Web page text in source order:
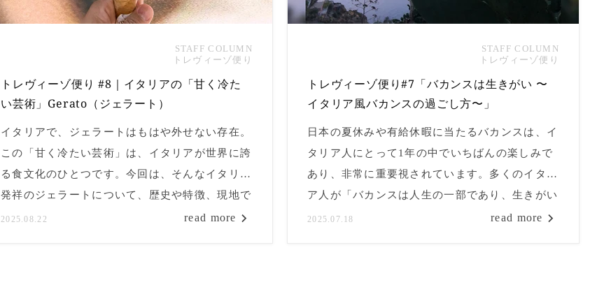
STAFF COLUMN
トレヴィーゾ便り
トレヴィーゾ便り #8｜イタリアの「甘く冷た
い芸術」Gerato（ジェラート）
イタリアで、ジェラートはもはや外せない存在。
この「甘く冷たい芸術」は、イタリアが世界に誇
る食文化のひとつです。今回は、そんなイタリア
発祥のジェラートについて、歴史や特徴、現地で
の楽しみ方、そして私のおすすめのお店までご紹
2025.08.22 read more
STAFF COLUMN
トレヴィーゾ便り
トレヴィーゾ便り#7「バカンスは生きがい 〜
イタリア風バカンスの過ごし方〜」
日本の夏休みや有給休暇に当たるバカンスは、イ
タリア人にとって1年の中でいちばんの楽しみで
あり、非常に重要視されています。多くのイタリ
ア人が「バカンスは人生の一部であり、生きがい
である」と語るほど、彼らにとっては豊かな時間
2025.07.18 read more